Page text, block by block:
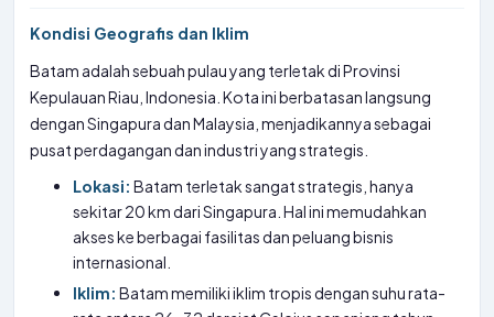
Kondisi Geografis dan Iklim
Batam adalah sebuah pulau yang terletak di Provinsi
Kepulauan Riau, Indonesia. Kota ini berbatasan langsung
dengan Singapura dan Malaysia, menjadikannya sebagai
pusat perdagangan dan industri yang strategis.
Lokasi: Batam terletak sangat strategis, hanya
sekitar 20 km dari Singapura. Hal ini memudahkan
akses ke berbagai fasilitas dan peluang bisnis
internasional.
Iklim: Batam memiliki iklim tropis dengan suhu rata-